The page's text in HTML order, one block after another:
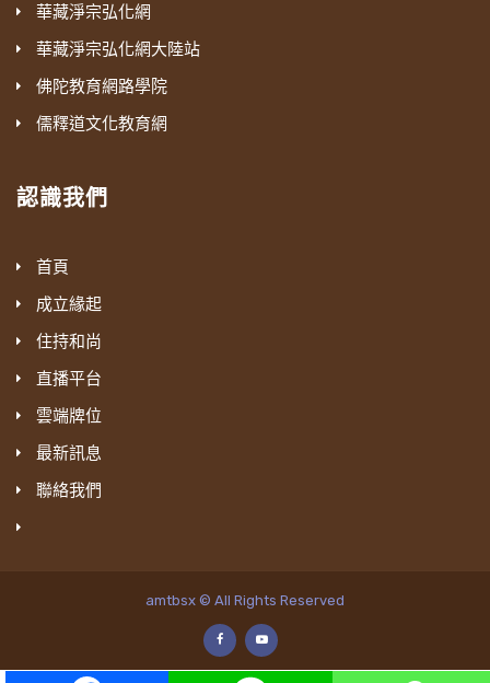
華藏淨宗弘化網
華藏淨宗弘化網大陸站
佛陀教育網路學院
儒釋道文化教育網
認識我們
首頁
成立緣起
住持和尚
直播平台
雲端牌位
最新訊息
聯絡我們
amtbsx © All Rights Reserved